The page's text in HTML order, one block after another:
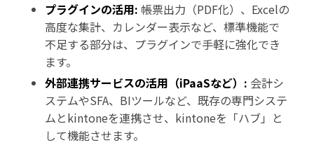
プラグインの活用: 帳票出力（PDF化）、Excelの
高度な集計、カレンダー表示など、標準機能で
不足する部分は、プラグインで手軽に強化でき
ます。
外部連携サービスの活用（iPaaSなど）: 会計シ
ステムやSFA、BIツールなど、既存の専門システ
ムとkintoneを連携させ、kintoneを「ハブ」と
して機能させます。